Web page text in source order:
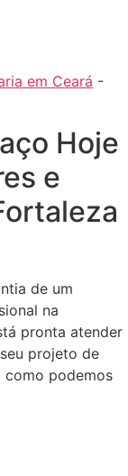
em Ceará -
Hoje
e
de um
na
pronta atender
projeto de
como podemos